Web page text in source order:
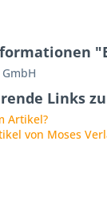
Links
Artikel?
von Moses